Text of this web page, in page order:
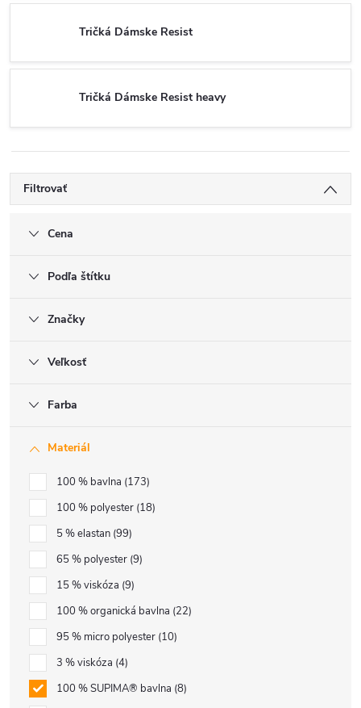
Tričká Dámske Resist
Tričká Dámske Resist heavy
Filtrovať
Cena
Podľa štítku
Značky
Veľkosť
Farba
Materiál
100 % bavlna 173
100 % polyester 18
5 % elastan 99
65 % polyester 9
15 % viskóza 9
100 % organická bavlna 22
95 % micro polyester 10
3 % viskóza 4
100 % SUPIMA® bavlna 8